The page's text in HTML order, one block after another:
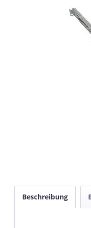
Beschreibung